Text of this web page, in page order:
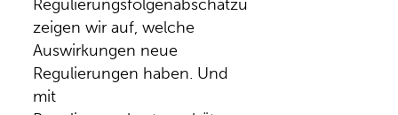
Regulierungsfolgenabschätzungen
zeigen wir auf, welche
Auswirkungen neue
Regulierungen haben. Und
mit